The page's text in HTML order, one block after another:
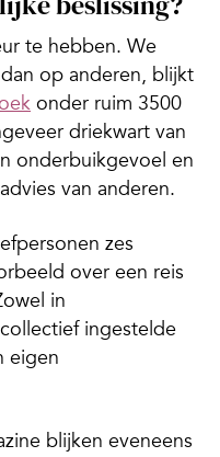
te hebben. We
op anderen, blijkt
onder ruim 3500
driekwart van
onderbuikgevoel en
van anderen.
zes
over een reis
in
ingestelde
eigen
blijken eveneens